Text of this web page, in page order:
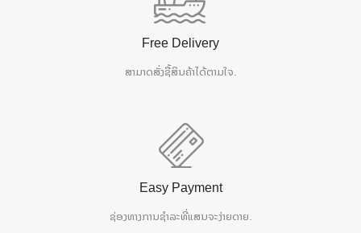
Free Delivery
ສາມາດສັ່ງຊື້ສິນຄ້າໄດ້ຕາມໃຈ.
Easy Payment
ຊ່ອງທາງການຊຳລະທີ່ແສນຈະງ່າຍດາຍ.